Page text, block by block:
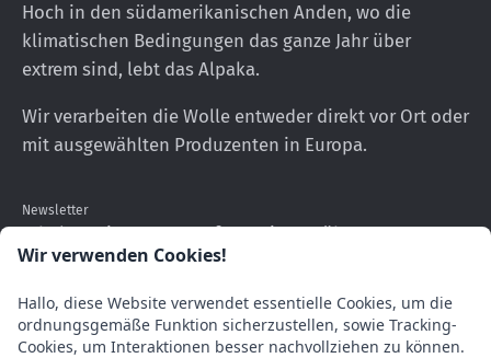
Hoch in den südamerikanischen Anden, wo die
klimatischen Bedingungen das ganze Jahr über
extrem sind, lebt das Alpaka.
Wir verarbeiten die Wolle entweder direkt vor Ort oder
mit ausgewählten Produzenten in Europa.
Newsletter
Erhalten Sie neueste Informationen über unsere
Produkte
Abonnieren
Sie
Wir verwenden Cookies!
Hallo, diese Website verwendet essentielle Cookies, um die
ordnungsgemäße Funktion sicherzustellen, sowie Tracking-
Cookies, um Interaktionen besser nachvollziehen zu können.